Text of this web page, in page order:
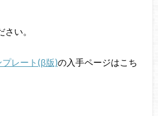
い。
レート(β版)の入手ページはこち